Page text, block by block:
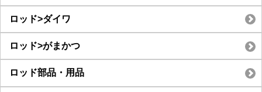
ロッド>ダイワ
ロッド>がまかつ
ロッド部品・用品